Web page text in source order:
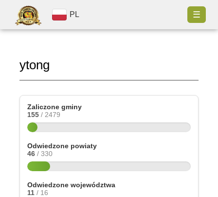
PL ☰
ytong
Zaliczone gminy
155 / 2479
Odwiedzone powiaty
46 / 330
Odwiedzone województwa
11 / 16